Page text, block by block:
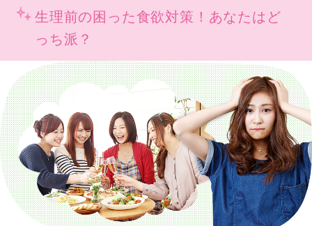
生理前の困った食欲対策！あなたはど
っち派？